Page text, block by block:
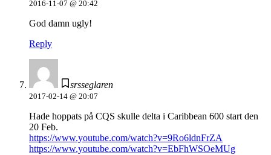
2016-11-07 @ 20:42
God damn ugly!
Reply
srsseglaren
2017-02-14 @ 20:07
Hade hoppats på CQS skulle delta i Caribbean 600 start den
20 Feb.
https://www.youtube.com/watch?v=9Ro6ldnFrZA
https://www.youtube.com/watch?v=EbFhWSOeMUg